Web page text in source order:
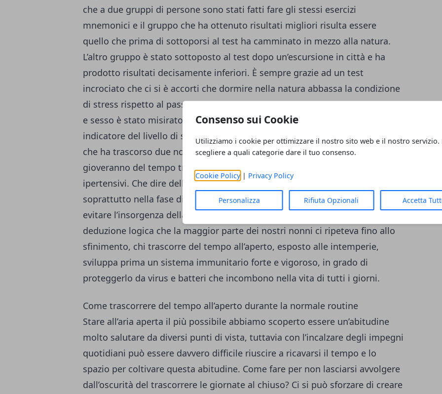
Consenso sui Cookie
Utilizziamo i cookie per ottimizzare il nostro sito web e il nostro servizio.
scegliere a quali categorie dare il tuo consenso.
Cookie Policy| Privacy Policy
Personalizza Rifiuta Opzionali Accetta
che a due gruppi di persone sono stati fatti fare gli stessi esercizi
mnemonici e il gruppo che ha ottenuto risultati migliori risulta essere
quello che prima di sottoporsi al test ha camminato in mezzo alla natura.
L’altro gruppo è stato sottoposto al test dopo un’escursione in città e ha
prodotto risultati decisamente inferiori. È sempre grazie ad un test
incrociato che ci si è accorti che dormire nella natura abbassa la condizione
di stress rispetto al passare la notte in città. A due gruppi omogenei per età
e sesso è stato misirato il livello di cortisolo dopo la notte e questo ormone,
indicatore del livello di stress, è risultato minore nei componenti del gruppo
che ha trascorso due notti all’aperto. Anche e le vostre infiammazioni
gioveranno del tempo trascorso in mezzo al verde, così come eventuali stati
ipertensivi. Che dire della vista? Ci sono degli studi che dimostrano che,
soprattutto nella fase di crescita, trascorrere del tempo all’aperto aiuta ad
evitare l’insorgenza della miopia nei bambini e negli adolescenti. Per una
deduzione logica che la maggior parte dei nostri nonni ci ripeteva fino allo
sfinimento, chi trascorre del tempo all’aperto, esposto alle intemperie,
sviluppa prima un sistema immunitario forte e vigoroso, in grado di
proteggerlo da virus e batteri che incombono nella vita di tutti i giorni.
Come trascorrere del tempo all’aperto durante la normale routine
Stare all’aria aperta il più possibile abbiamo scoperto essere un’abitudine
molto salutare da diversi punti di vista, tuttavia con l’incalzare degli impegni
quotidiani può essere davvero difficile riuscire a ricavarsi il tempo e lo
spazio per coltivare questa abitudine. Come fare per non lasciarsi avvolgere
dall’oscurità del trascorrere le giornate al chiuso? Ci si può sforzare di creare